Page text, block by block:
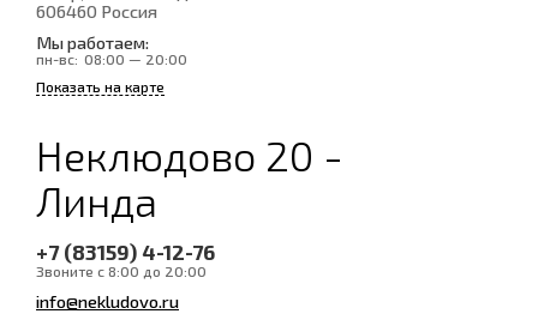
606460 Россия
Мы работаем:
пн-вс: 08:00 — 20:00
Показать на карте
Неклюдово 20 -
Линда
+7 (83159) 4-12-76
Звоните с 8:00 до 20:00
info@nekludovo.ru